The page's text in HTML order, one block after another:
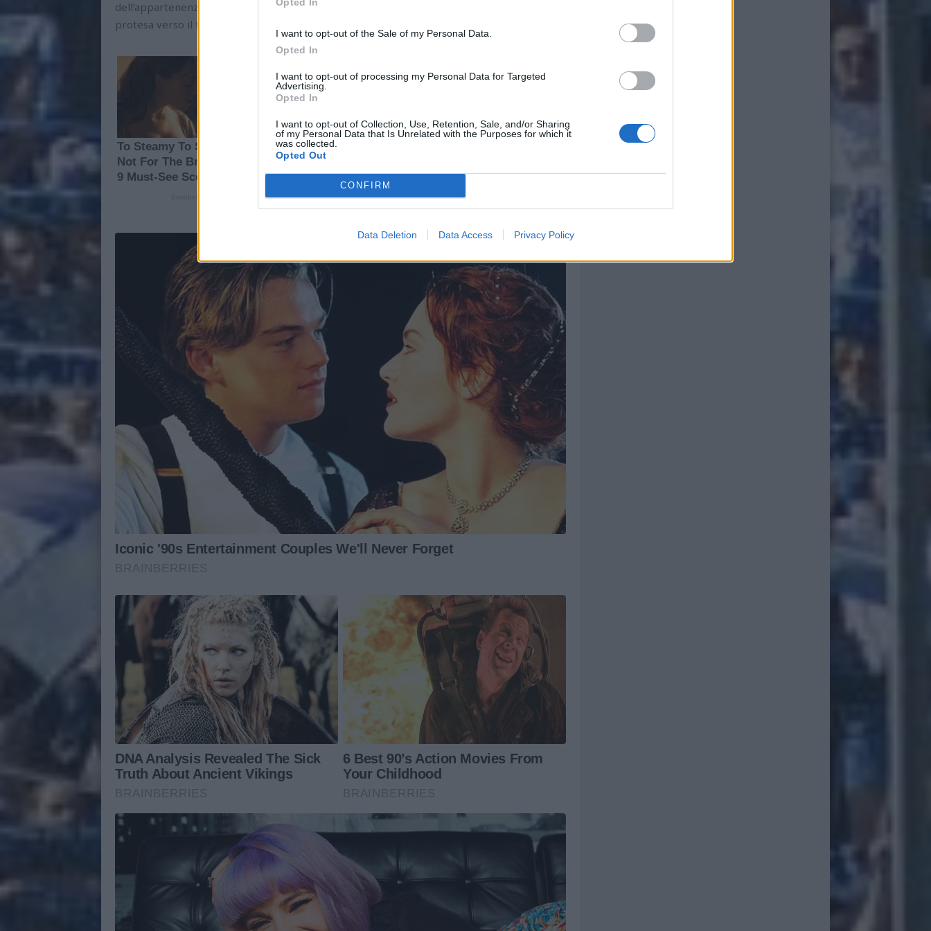
I want to opt-out of the Sale of my Personal Data.
Opted In
I want to opt-out of processing my Personal Data for Targeted
Advertising.
Opted In
I want to opt-out of Collection, Use, Retention, Sale, and/or Sharing
of my Personal Data that Is Unrelated with the Purposes for which it
was collected.
Opted Out
CONFIRM
Data Deletion Data Access Privacy Policy
dell’appartenenza a una città che si è sempre mostrata accogliente, aperta al nuovo e
protesa verso il futuro, nella sua attrattività riconosciuta anche su scala nazionale